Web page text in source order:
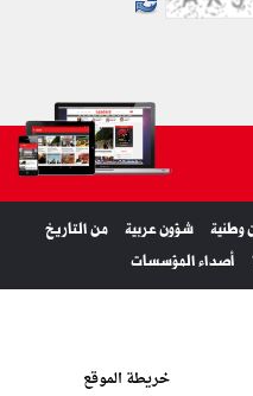
وطنية شؤون عربية
من التاريخ
أصداء المؤسسات
خريطة الموقع